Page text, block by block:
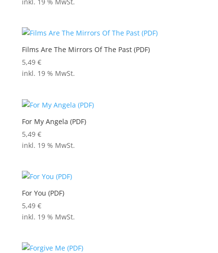
Films Are The Mirrors Of The Past (PDF)
5,49 €
inkl. 19 % MwSt.
For My Angela (PDF)
5,49 €
inkl. 19 % MwSt.
For You (PDF)
5,49 €
inkl. 19 % MwSt.